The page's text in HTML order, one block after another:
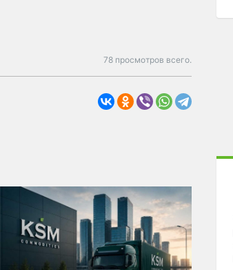
78 просмотров всего.